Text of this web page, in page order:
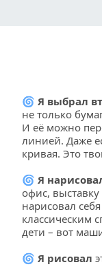
🌀 Я выбрал
не только
И её можно
линией. Даже
кривая. Это
🌀 Я
офис,
нарисовал
классическим
дети – вот
🌀 Я рисовал